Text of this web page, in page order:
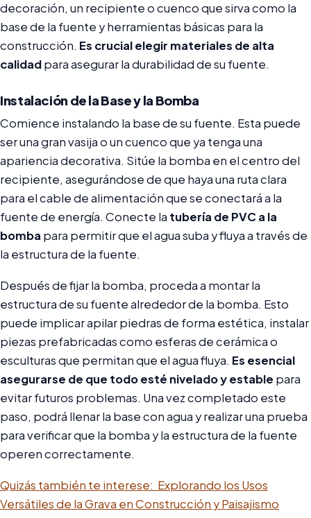
decoración, un recipiente o cuenco que sirva como la
base de la fuente y herramientas básicas para la
construcción. Es crucial elegir materiales de alta
calidadpara asegurar la durabilidad de su fuente.
Instalación de la Base y la Bomba
Comience instalando la base de su fuente. Esta puede
ser una gran vasija o un cuenco que ya tenga una
apariencia decorativa. Sitúe la bomba en el centro del
recipiente, asegurándose de que haya una ruta clara
para el cable de alimentación que se conectará a la
fuente de energía. Conecte la tubería de PVC a la
bomba para permitir que el agua suba y fluya a través de
la estructura de la fuente.
Después de fijar la bomba, proceda a montar la
estructura de su fuente alrededor de la bomba. Esto
puede implicar apilar piedras de forma estética, instalar
piezas prefabricadas como esferas de cerámica o
esculturas que permitan que el agua fluya. Es esencial
asegurarse de que todo esté nivelado y estable para
evitar futuros problemas. Una vez completado este
paso, podrá llenar la base con agua y realizar una prueba
para verificar que la bomba y la estructura de la fuente
operen correctamente.
Quizás también te interese: Explorando los Usos
Versátiles de la Grava en Construcción y Paisajismo